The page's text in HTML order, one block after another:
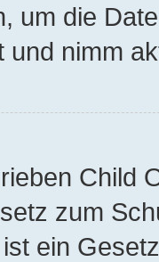
um die
und nimm
Child
zum
ein